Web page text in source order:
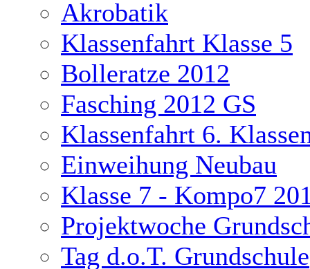
Akrobatik
Klassenfahrt Klasse 5
Bolleratze 2012
Fasching 2012 GS
Klassenfahrt 6.
Einweihung Neubau
Klasse 7 - Kompo7
Projektwoche
Tag d.o.T. Grundschule